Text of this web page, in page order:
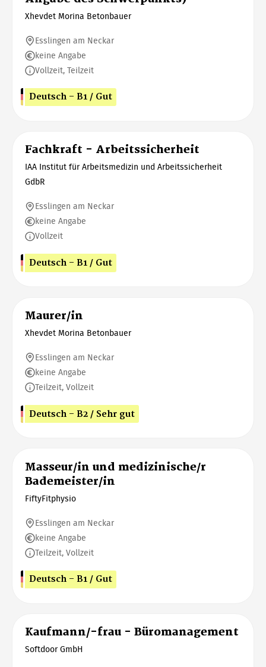
Xhevdet Morina Betonbauer
Esslingen am Neckar
keine Angabe
Vollzeit, Teilzeit
Deutsch - B1 / Gut
Fachkraft - Arbeitssicherheit
IAA Institut für Arbeitsmedizin und Arbeitssicherheit
GdbR
Esslingen am Neckar
keine Angabe
Vollzeit
Deutsch - B1 / Gut
Maurer/in
Xhevdet Morina Betonbauer
Esslingen am Neckar
keine Angabe
Teilzeit, Vollzeit
Deutsch - B2 / Sehr gut
Masseur/in und medizinische/r
Bademeister/in
FiftyFitphysio
Esslingen am Neckar
keine Angabe
Teilzeit, Vollzeit
Deutsch - B1 / Gut
Kaufmann/-frau - Büromanagement
Softdoor GmbH